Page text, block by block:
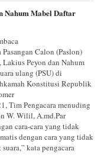
Nahum Mabel Daftar
Calon (Paslon)
Peyon dan Nahum
ulang (PSU) di
Konstitusi Republik
Tim Pengacara menuding
W. Wilil, A.md.Par
cara-cara yang tidak
dengan cara yang tidak
kata pengacara